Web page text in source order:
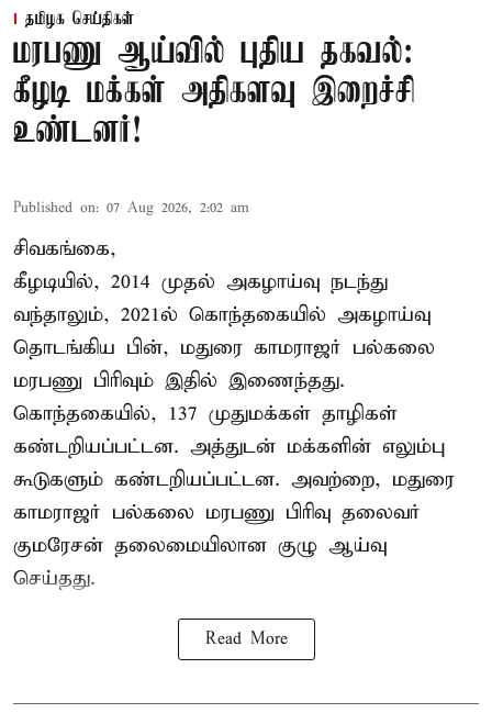
தமிழக செய்திகள்
மரபணு ஆய்வில் புதிய தகவல்:
கீழடி மக்கள் அதிகளவு இறைச்சி
உண்டனர்!
Published on: 07 Aug 2026, 2:02 am
சிவகங்கை,
கீழடியில், 2014 முதல் அகழாய்வு நடந்து
வந்தாலும், 2021ல் கொந்தகையில் அகழாய்வு
தொடங்கிய பின், மதுரை காமராஜர் பல்கலை
மரபணு பிரிவும் இதில் இணைந்தது.
கொந்தகையில், 137 முதுமக்கள் தாழிகள்
கண்டறியப்பட்டன. அத்துடன் மக்களின் எலும்பு
கூடுகளும் கண்டறியப்பட்டன. அவற்றை, மதுரை
காமராஜர் பல்கலை மரபணு பிரிவு தலைவர்
குமரேசன் தலைமையிலான குழு ஆய்வு
செய்தது.
Read More